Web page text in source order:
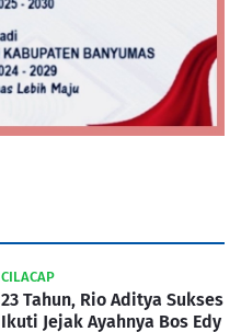
CILACAP
23 Tahun, Rio Aditya Sukses
Ikuti Jejak Ayahnya Bos Edy